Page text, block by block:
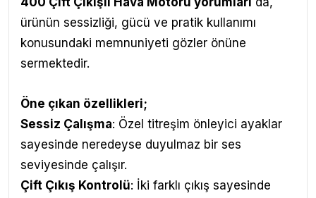
ürünün sessizliği, gücü ve pratik kullanımı
konusundaki memnuniyeti gözler önüne
sermektedir.
Öne çıkan özellikleri;
Sessiz Çalışma: Özel titreşim önleyici ayaklar
sayesinde neredeyse duyulmaz bir ses
seviyesinde çalışır.
Çift Çıkış Kontrolü: İki farklı çıkış sayesinde